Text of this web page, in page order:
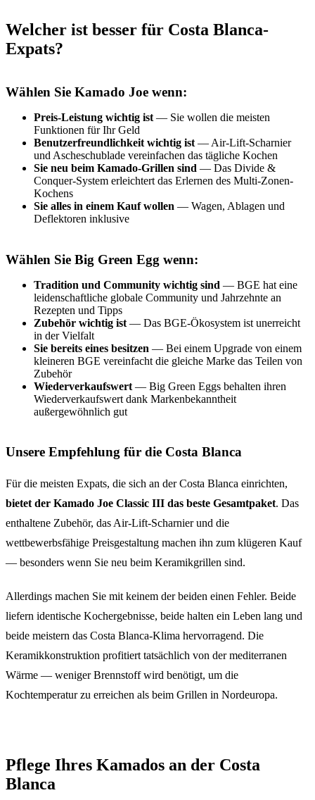
Welcher ist besser für Costa Blanca-
Expats?
Wählen Sie Kamado Joe wenn:
Preis-Leistung wichtig ist — Sie wollen die meisten
Funktionen für Ihr Geld
Benutzerfreundlichkeit wichtig ist — Air-Lift-Scharnier
und Ascheschublade vereinfachen das tägliche Kochen
Sie neu beim Kamado-Grillen sind — Das Divide &
Conquer-System erleichtert das Erlernen des Multi-Zonen-
Kochens
Sie alles in einem Kauf wollen — Wagen, Ablagen und
Deflektoren inklusive
Wählen Sie Big Green Egg wenn:
Tradition und Community wichtig sind — BGE hat eine
leidenschaftliche globale Community und Jahrzehnte an
Rezepten und Tipps
Zubehör wichtig ist — Das BGE-Ökosystem ist unerreicht
in der Vielfalt
Sie bereits eines besitzen — Bei einem Upgrade von einem
kleineren BGE vereinfacht die gleiche Marke das Teilen von
Zubehör
Wiederverkaufswert — Big Green Eggs behalten ihren
Wiederverkaufswert dank Markenbekanntheit
außergewöhnlich gut
Unsere Empfehlung für die Costa Blanca
Für die meisten Expats, die sich an der Costa Blanca einrichten,
bietet der Kamado Joe Classic III das beste Gesamtpaket. Das
enthaltene Zubehör, das Air-Lift-Scharnier und die
wettbewerbsfähige Preisgestaltung machen ihn zum klügeren Kauf
— besonders wenn Sie neu beim Keramikgrillen sind.
Allerdings machen Sie mit keinem der beiden einen Fehler. Beide
liefern identische Kochergebnisse, beide halten ein Leben lang und
beide meistern das Costa Blanca-Klima hervorragend. Die
Keramikkonstruktion profitiert tatsächlich von der mediterranen
Wärme — weniger Brennstoff wird benötigt, um die
Kochtemperatur zu erreichen als beim Grillen in Nordeuropa.
Pflege Ihres Kamados an der Costa
Blanca